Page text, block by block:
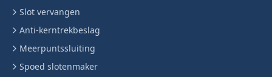
Slot vervangen
Anti-kerntrekbeslag
Meerpuntssluiting
Spoed slotenmaker